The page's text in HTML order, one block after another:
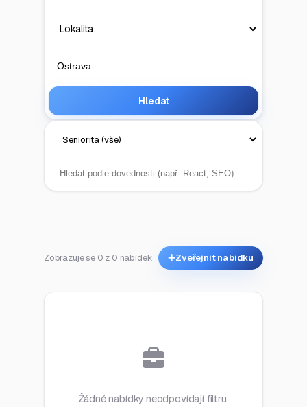
Hledat
Zobrazuje se 0 z 0 nabídek Zveřejnit nabídku
Žádné nabídky neodpovídají filtru.